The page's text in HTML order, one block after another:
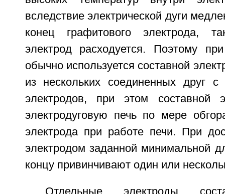
вследствие электрической дуги
конец графитового электрода,
электрод расходуется. Поэтому
обычно используется составной
из нескольких соединенных друг с
электродов, при этом составной
электродуговую печь по мере
электрода при работе печи. При
электродом заданной минимальной
концу привинчивают один или
Отдельные электроды